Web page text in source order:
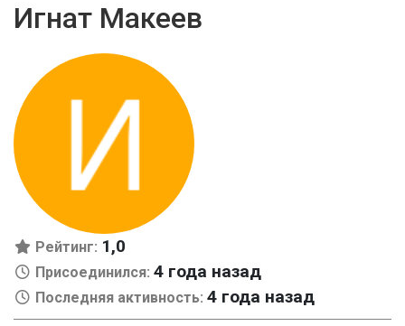
Игнат Макеев
Рейтинг: 1,0
Присоединился: 4 года назад
Последняя активность: 4 года назад